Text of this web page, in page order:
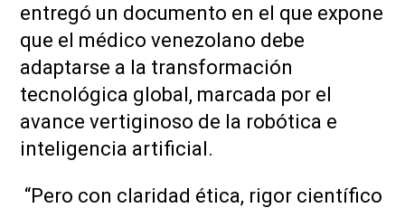
entregó un documento en el que expone
que el médico venezolano debe
adaptarse a la transformación
tecnológica global, marcada por el
avance vertiginoso de la robótica e
inteligencia artificial.
“Pero con claridad ética, rigor científico